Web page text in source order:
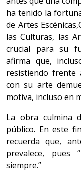
ha tenido la
de Artes
las Culturas, las
crucial para su
afirma que,
resistiendo frente
con su arte
motiva, incluso en
La obra culmina
público. En este
recuerda que,
prevalece, pues
siempre.”